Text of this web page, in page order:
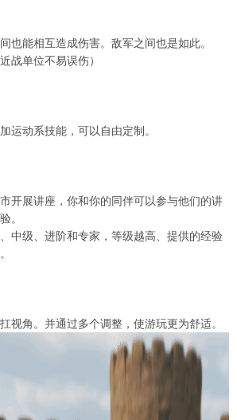
也能相互造成伤害。敌军之间也是如此。
战单位不易误伤）
运动系技能，可以自由定制。
开展讲座，你和你的同伴可以参与他们的讲
。
中级、进阶和专家，等级越高、提供的经验
视角。并通过多个调整，使游玩更为舒适。